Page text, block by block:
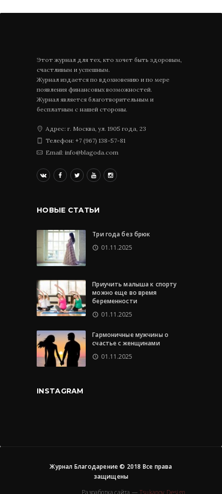
Этот журнал для тех, кто хочет быть здоровым,
счастливым и успешным.
Журнал издается по вдохновению и по мере
появления финансовых возможностей.
Журнал является благотворительным и
бесплатным с нашей стороны.
Адрес: г. Москва, ул. 1905 года, 23
Телефон: +7 (967) 138-57-81
Email: info@blagoda.com
НОВЫЕ СТАТЬИ
Три года без брюк
01.11.2025
Приучить малыша к спорту
можно еще во время
беременности
01.11.2025
Гармоничные мужчины о
счастье с женщинами
01.11.2025
INSTAGRAM
Журнал Благодарение © 2018 Все права
защищены
Разработка сайта —Tsukanov Design